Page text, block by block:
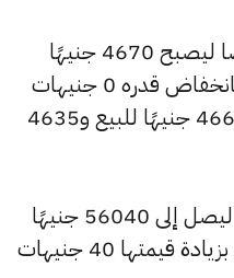
كما شهد سعر عيار 14 انخفاضًا ليصبح 4670 جنيهًا
للبيع و4635 جنيهًا للشراء، بانخفاض قدره 0 جنيهات
عن السعر السابق الذي بلغ 4665 جنيهًا للبيع و4635
كما ارتفع سعر الجنيه الذهب ليصل إلى 56040 جنيهًا
للبيع و55640 جنيهًا للشراء، بزيادة قيمتها 40 جنيهات